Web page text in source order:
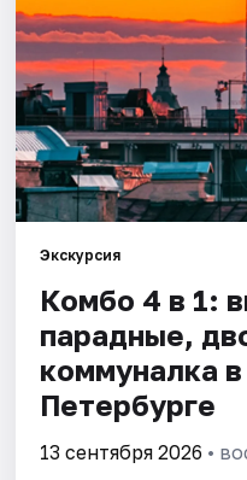
Квесты
Экскурсии
Спорт
События
Города
Площадки
Артисты
Рейтинги
Экскурсия
Комбо 4 в 1:
парадные,
коммуналка
Петербурге
13 сентября 2026 •